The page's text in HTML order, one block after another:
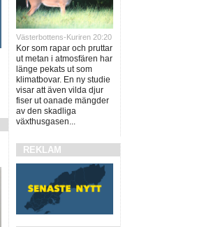
Västerbottens-Kuriren 20:20
Kor som rapar och pruttar
ut metan i atmosfären har
länge pekats ut som
klimatbovar. En ny studie
visar att även vilda djur
fiser ut oanade mängder
av den skadliga
växthusgasen...
REKLAM